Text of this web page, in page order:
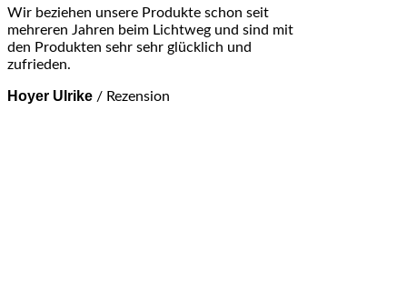
Wir beziehen unsere Produkte schon seit
mehreren Jahren beim Lichtweg und sind mit
den Produkten sehr sehr glücklich und
zufrieden.
Hoyer Ulrike / Rezension